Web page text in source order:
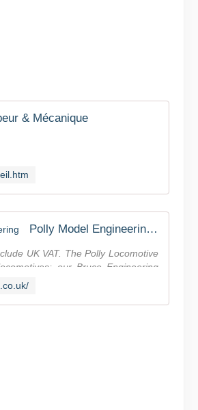
& Mécanique
Polly Model Engineering - incorporating Bruce Engineering
UK VAT. The Polly Locomotive
our Bruce Engineering